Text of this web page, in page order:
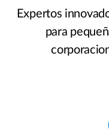
Expertos
para